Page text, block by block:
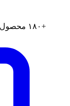
+۱۸۰ محصول